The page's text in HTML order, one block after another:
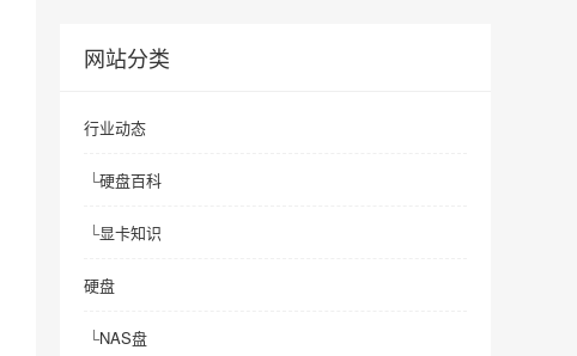
网站分类
行业动态
└硬盘百科
└显卡知识
硬盘
└NAS盘